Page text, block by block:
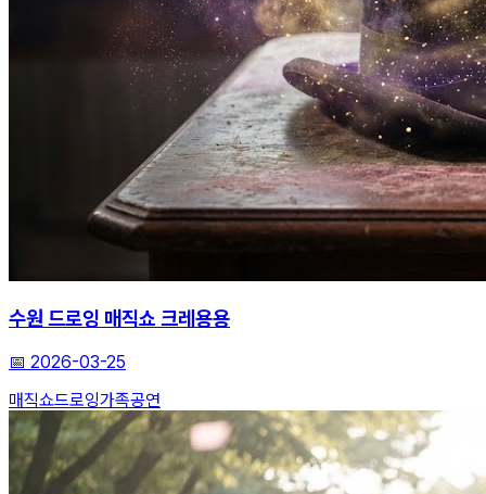
수원 드로잉 매직쇼 크레용용
📅 2026-03-25
매직쇼드로잉가족공연